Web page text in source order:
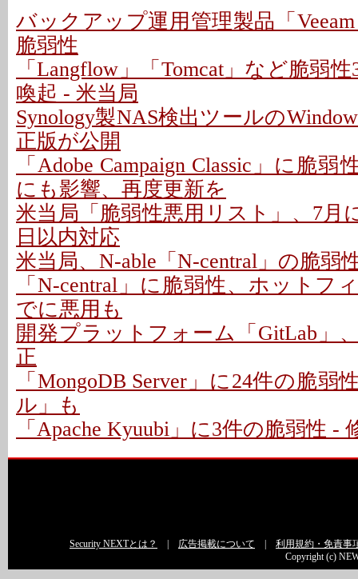
バックアップ運用管理製品「
脆弱性
「Langflow」「Tomcat」など脆弱
喚起 - 米当局
Synology製NAS検出ツールの
正版が公開
「Adobe Campaign Classic」に脆
にも影響、再度更新を
米当局「脆弱性悪用リスト」、7月
日以内対応
米当局、N-able「N-central」の脆弱
「N-central」に脆弱性、ホットフ
でに悪用も
開発プラットフォーム「GitLab」
正
「MongoDB Server」に24件の脆
ル」も
「Apache Kyuubi」に3件の脆弱性 -
Security NEXTとは？ 広告掲載について
利用規約・免責事
Copyright (c)